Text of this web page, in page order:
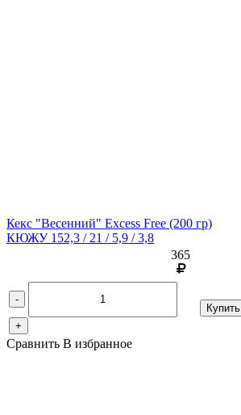
Кекс "Весенний" Excess Free (200 гр)
КЮЖУ 152,3 / 21 / 5,9 / 3,8
365
-
+
Купить
Сравнить В избранное